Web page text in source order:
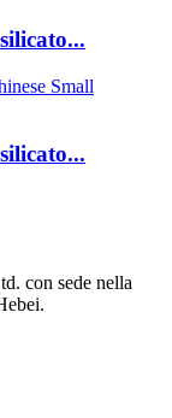
con sede nella